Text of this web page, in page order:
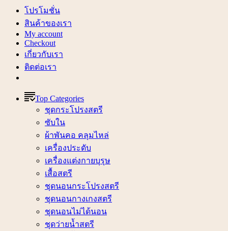
โปรโมชั่น
สินค้าของเรา
My account
Checkout
เกี่ยวกับเรา
ติดต่อเรา
Top Categories
ชุดกระโปรงสตรี
ซับใน
ผ้าพันคอ คลุมไหล่
เครื่องประดับ
เครื่องแต่งกายบุรุษ
เสื้อสตรี
ชุดนอนกระโปรงสตรี
ชุดนอนกางเกงสตรี
ชุดนอนไม่ได้นอน
ชุดว่ายน้ำสตรี